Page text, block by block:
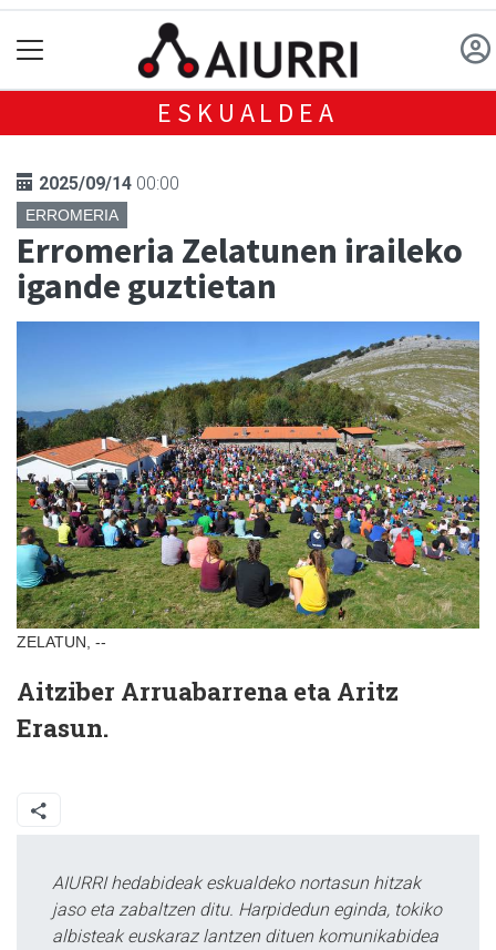
ESKUALDEA
2025/09/14 00:00
ERROMERIA
Erromeria Zelatunen iraileko
igande guztietan
ZELATUN, --
Aitziber Arruabarrena eta Aritz
Erasun.
AIURRI hedabideak eskualdeko nortasun hitzak
jaso eta zabaltzen ditu. Harpidedun eginda, tokiko
albisteak euskaraz lantzen dituen komunikabidea